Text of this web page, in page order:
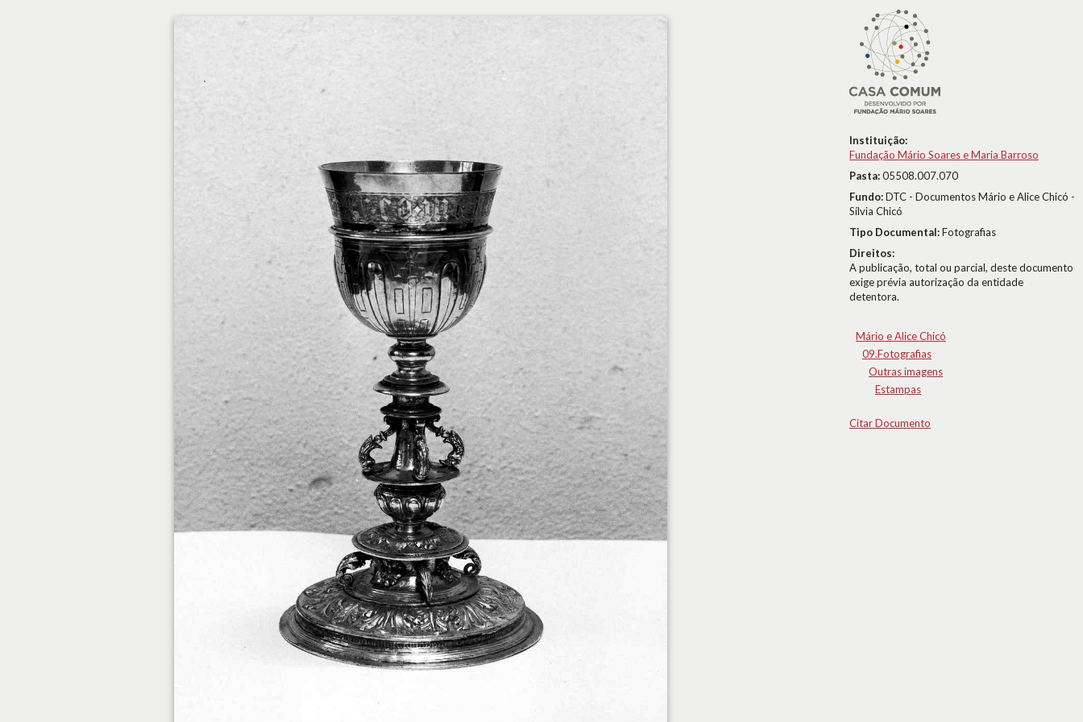
Instituição:
Fundação Mário Soares e Maria Barroso
Pasta:05508.007.070
Fundo:DTC - Documentos Mário e Alice Chicó -
Sílvia Chicó
Tipo Documental:Fotografias
Direitos:
A publicação, total ou parcial, deste documento
exige prévia autorização da entidade
detentora.
Mário e Alice Chicó
09.Fotografias
Outras imagens
Estampas
Citar Documento